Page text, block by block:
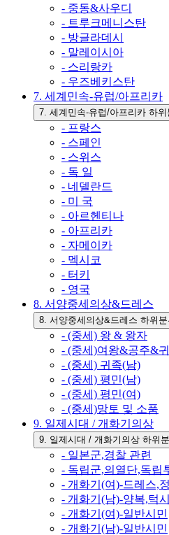
- 중동&사우디
- 트루크메니스탄
- 방글라데시
- 말레이시아
- 스리랑카
- 우즈베키스탄
7. 세계민속-유럽/아프리카
7. 세계민속-유럽/아프리카 하위
- 프랑스
- 스페인
- 스위스
- 독 일
- 네델란드
- 미 국
- 아르헨티나
- 아프리카
- 자메이카
- 멕시코
- 터키
- 영국
8. 서양중세의상&드레스
8. 서양중세의상&드레스 하위분
- (중세) 왕 & 왕자
- (중세)여왕&공주&
- (중세) 귀족(남)
- (중세) 평민(남)
- (중세) 평민(여)
- (중세)망토 및 소품
9. 일제시대 / 개화기의상
9. 일제시대 / 개화기의상 하위
- 일본군,경찰 관련
- 독립군,의열단,독립
- 개화기(여)-드레스,
- 개화기(남)-양복,턱
- 개화기(여)-일반시민
- 개화기(남)-일반시민